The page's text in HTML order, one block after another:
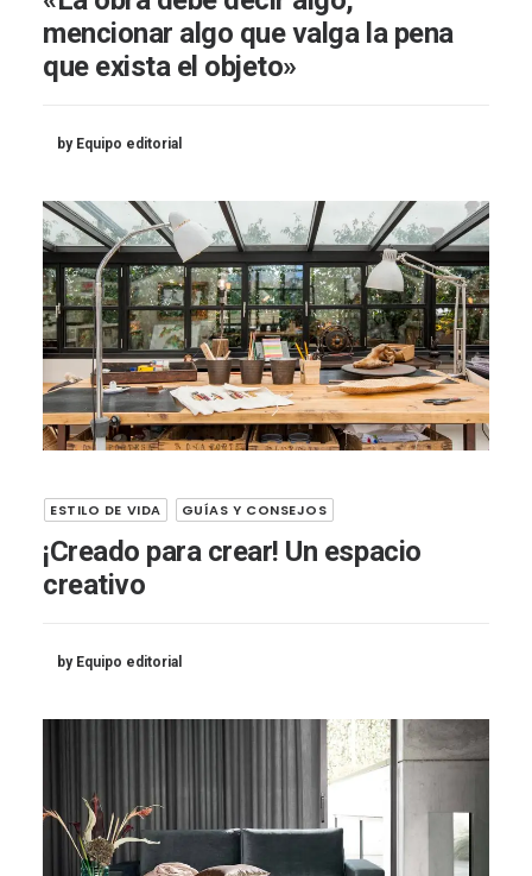
mencionar algo que valga la pena
que exista el objeto»
by Equipo editorial
ESTILO DE VIDA GUÍAS Y CONSEJOS
¡Creado para crear! Un espacio
creativo
by Equipo editorial